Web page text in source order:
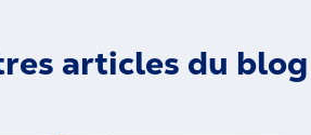
articles du blog